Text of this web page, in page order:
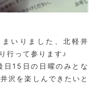
いりました、北軽井
行って参ります♪
日15日の日曜のみとな
沢を楽しんできたいと